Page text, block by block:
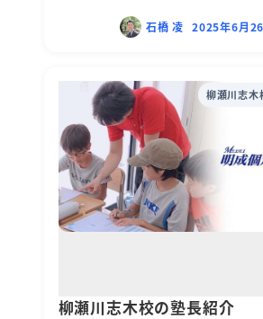
石橋 凌 2025年6月
柳瀬川志木
柳瀬川志木校の塾長紹介